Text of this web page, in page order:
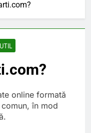
Ago
ale lui
sau
contactului
UTIL
online formată
în mod